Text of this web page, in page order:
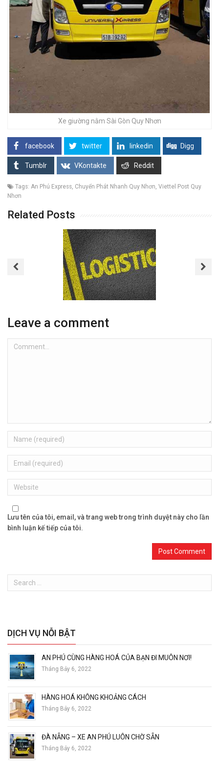
Xe giường nằm Sài Gòn Quy Nhơn
facebook twitter linkedin Digg
Tumblr VKontakte Reddit
Tags: An Phú Express, Chuyển Phát Nhanh Quy Nhơn, Viettel Post Quy
Nhơn
Related Posts
Dịch Vụ Chuyển
Phát Nhanh Nha
Trang
Leave a comment
Comment...
Name
Email
Website
Lưu tên của tôi, email, và trang web trong trình duyệt này cho lần
bình luận kế tiếp của tôi.
DỊCH VỤ NỖI BẬT
AN PHÚ CÙNG HÀNG HOÁ CỦA BẠN ĐI MUÔN NƠI!
Tháng Bảy 6, 2022
HÀNG HOÁ KHÔNG KHOẢNG CÁCH
Tháng Bảy 6, 2022
ĐÀ NẴNG – XE AN PHÚ LUÔN CHỜ SẴN
Tháng Bảy 6, 2022